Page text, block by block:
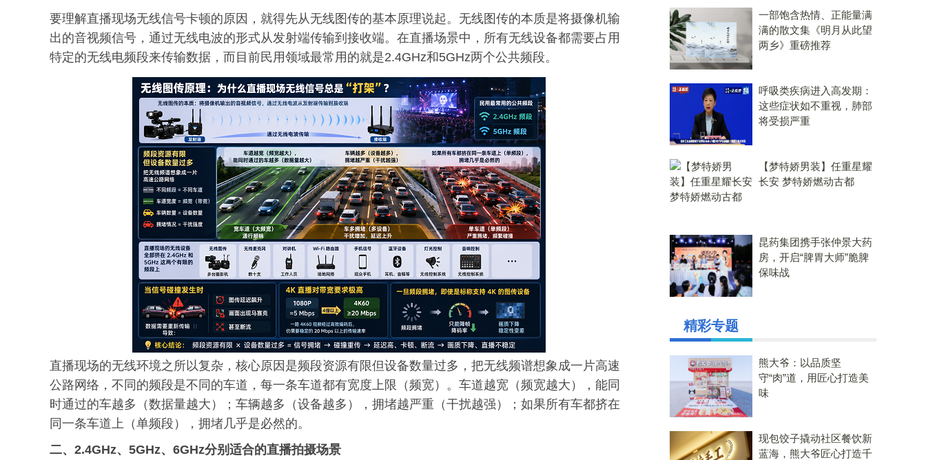
要理解直播现场无线信号卡顿的原因，就得先从无线图传的基本原理说起。无线图传的本质是将摄像机输
出的音视频信号，通过无线电波的形式从发射端传输到接收端。在直播场景中，所有无线设备都需要占用
特定的无线电频段来传输数据，而目前民用领域最常用的就是2.4GHz和5GHz两个公共频段。
直播现场的无线环境之所以复杂，核心原因是频段资源有限但设备数量过多，把无线频谱想象成一片高速
公路网络，不同的频段是不同的车道，每一条车道都有宽度上限（频宽）。车道越宽（频宽越大），能同
时通过的车越多（数据量越大）；车辆越多（设备越多），拥堵越严重（干扰越强）；如果所有车都挤在
同一条车道上（单频段），拥堵几乎是必然的。
二、2.4GHz、5GHz、6GHz分别适合的直播拍摄场景
一部饱含热情、正能量满
满的散文集《明月从此望
两乡》重磅推荐
呼吸类疾病进入高发期：
这些症状如不重视，肺部
将受损严重
【梦特娇男装】任重星耀
长安 梦特娇燃动古都
昆药集团携手张仲景大药
房，开启“脾胃大师”脆脾
保味战
精彩专题
熊大爷：以品质坚
守“肉”道，用匠心打造美
味
现包饺子撬动社区餐饮新
蓝海，熊大爷匠心打造千